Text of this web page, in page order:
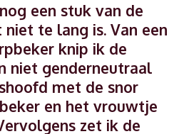
een stuk van de
te lang is. Van een
knip ik de
niet genderneutraal
met de snor
en het vrouwtje
zet ik de